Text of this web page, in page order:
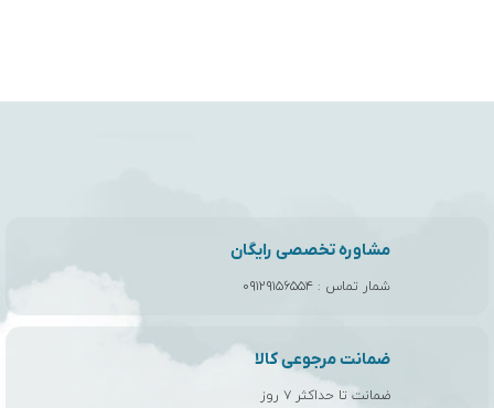
مشاوره تخصصی رایگان
شمار تماس : ۰۹۱۲۹۱۵۶۵۵۴
ضمانت مرجوعی کالا
ضمانت تا حداکثر ۷ روز